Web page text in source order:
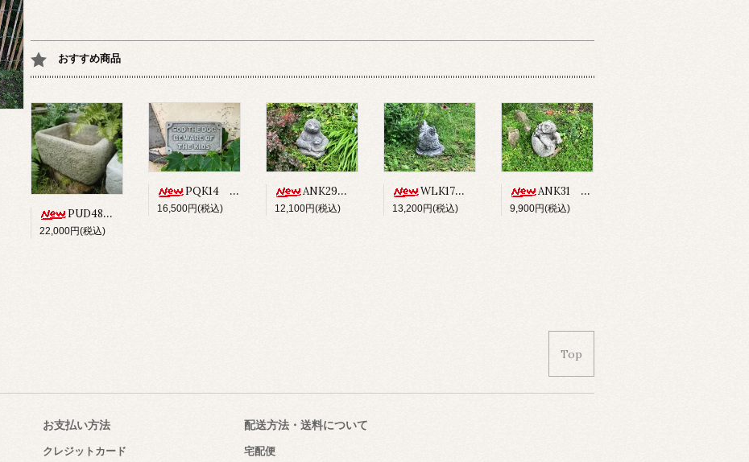
おすすめ商品
PUD48 ALPINE PLANTER
22,000円(税込)
PQK14 SOD THE DOG BEWARE OF THE KIDS
16,500円(税込)
ANK29 SLOTH
12,100円(税込)
WLK17 CHICKEN
13,200円(税込)
ANK31 ANCHISAURUS
9,900円(税込)
Top
お支払い方法
クレジットカード
配送方法・送料について
宅配便